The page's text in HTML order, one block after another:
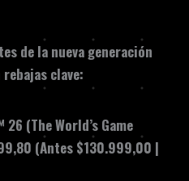
de la nueva generación
clave:
26 (The World’s Game
(Antes $130.999,00 |